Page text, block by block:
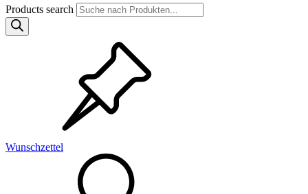
Products search
Wunschzettel